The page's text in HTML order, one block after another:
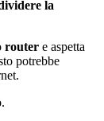
la
router e aspetta
potrebbe